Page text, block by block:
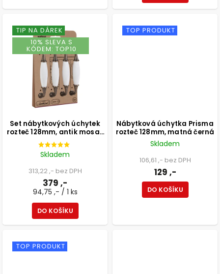
TIP NA DÁREK
10% SLEVA S
KÓDEM: TOP10
Set nábytkových úchytek
rozteč 128mm, antik mosaz
a bílý porcelán, 4 ks
Skladem
313,22 ,- bez DPH
379 ,-
94,75 ,- / 1 ks
DO KOŠÍKU
TOP PRODUKT
Nábytková úchytka Prisma
rozteč 128mm, matná černá
Skladem
106,61 ,- bez DPH
129 ,-
DO KOŠÍKU
TOP PRODUKT